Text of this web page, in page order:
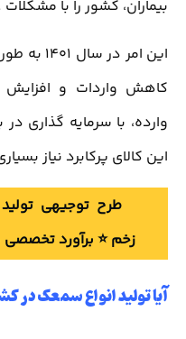
بیماران، کشور را با
این امر
کاهش واردات و
وارده، با سرمایه گذاری
این کالای پرکابرد نیاز
طرح توجیهی
زخم ⭐️ برآورد تخصصی
آیا تولید انواع سمعک در